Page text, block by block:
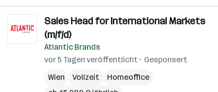
Sales Head for International Markets
(m/f/d)
Atlantic Brands
vor 5 Tagen veröffentlicht
Gesponsert
Wien
Vollzeit
Homeoffice